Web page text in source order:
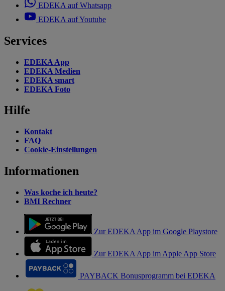
EDEKA auf Whatsapp
EDEKA auf Youtube
Services
EDEKA App
EDEKA Medien
EDEKA smart
EDEKA Foto
Hilfe
Kontakt
FAQ
Cookie-Einstellungen
Informationen
Was koche ich heute?
BMI Rechner
Zur EDEKA App im Google Playstore
Zur EDEKA App im Apple App Store
PAYBACK Bonusprogramm bei EDEKA